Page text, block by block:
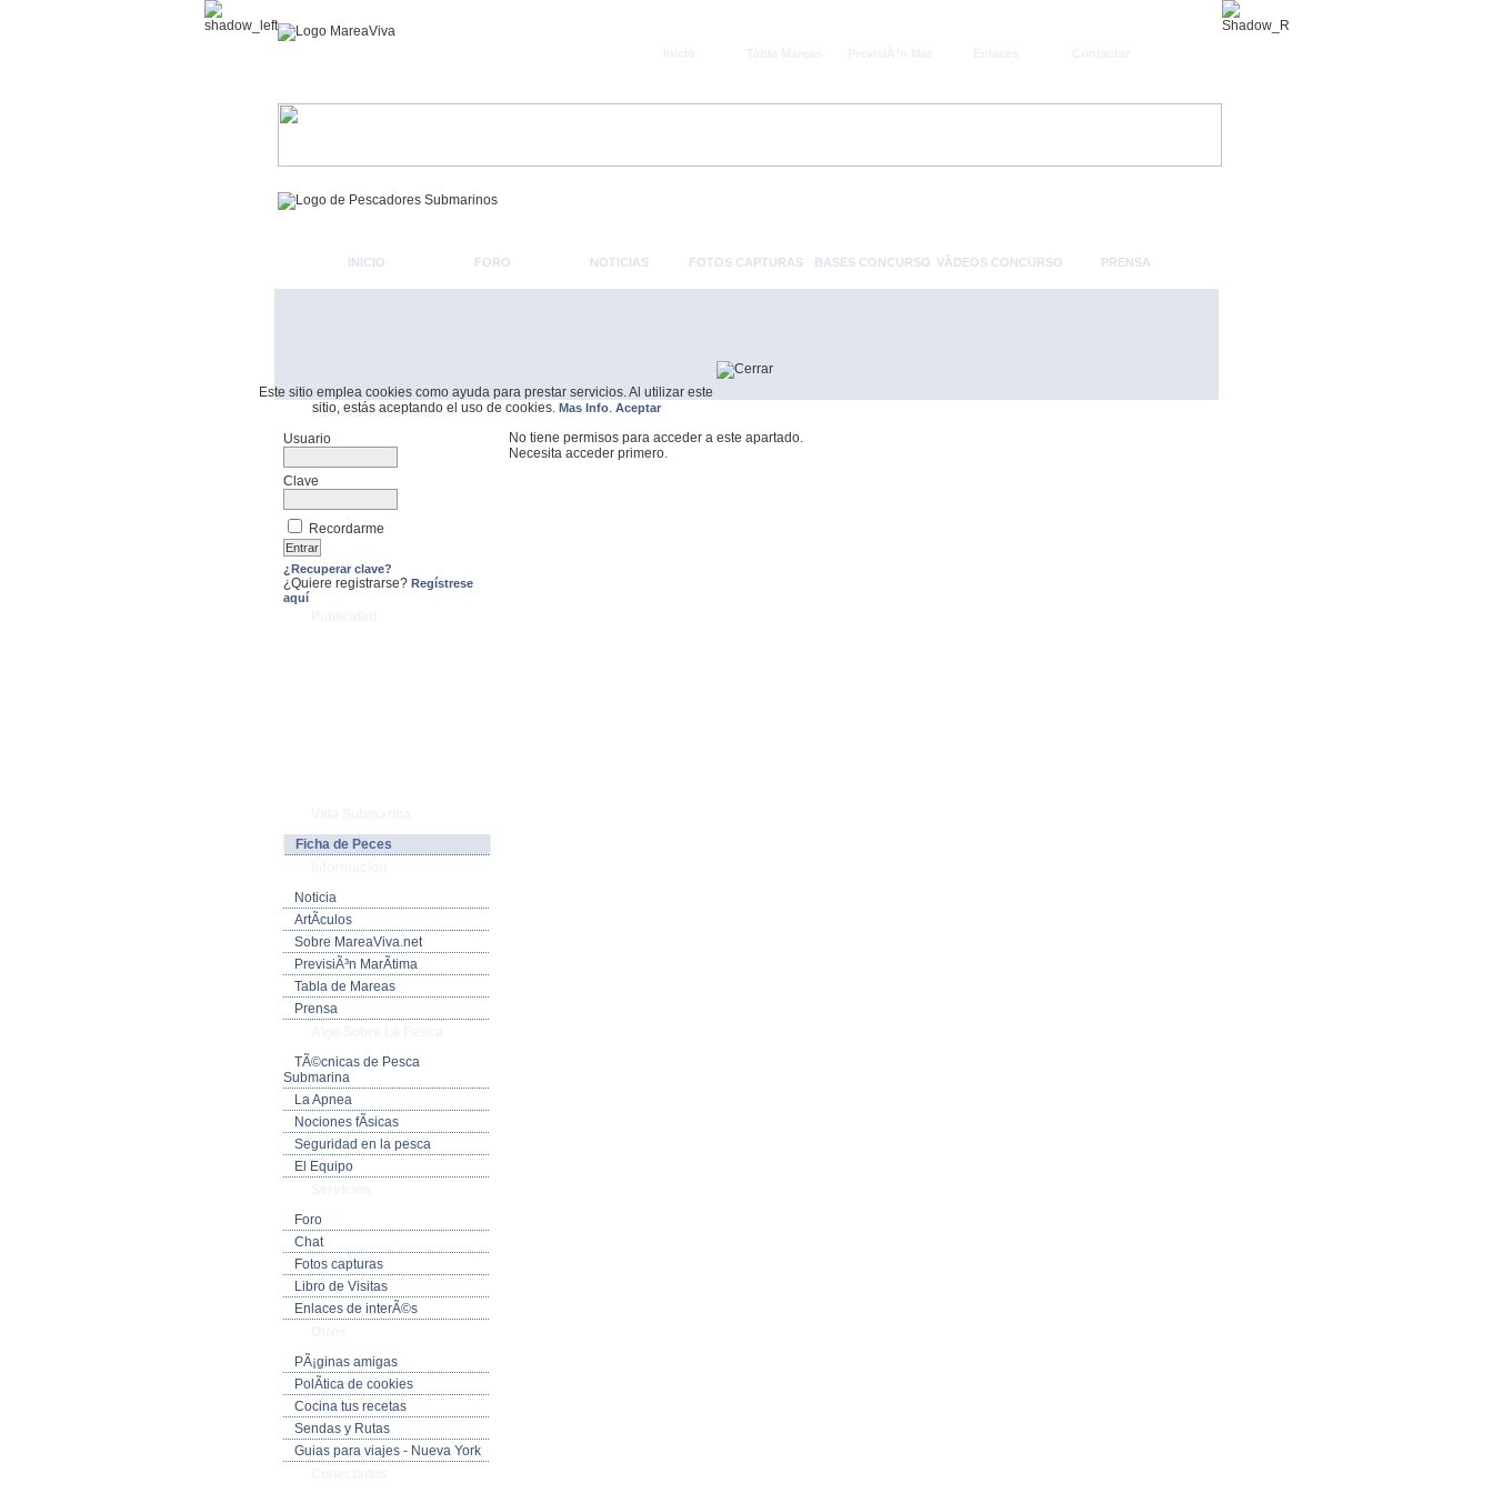
Este sitio emplea cookies como ayuda para prestar servicios. Al utilizar este
sitio, estás aceptando el uso de cookies. Mas Info. Aceptar
INICIO FORO NOTICIAS FOTOS CAPTURAS BASES CONCURSO VÃ­DEOS CONCURSO PRENSA
Formulario De Acceso
Usuario
Clave
Recordarme
¿Recuperar clave?
¿Quiere registrarse? Regístrese
aquí
Ficha de Peces
Noticia
ArtÃ­culos
Sobre MareaViva.net
PrevisiÃ³n MarÃ­tima
Tabla de Mareas
Prensa
TÃ©cnicas de Pesca
Submarina
La Apnea
Nociones fÃ­sicas
Seguridad en la pesca
El Equipo
Foro
Chat
Fotos capturas
Libro de Visitas
Enlaces de interÃ©s
PÃ¡ginas amigas
PolÃ­tica de cookies
Cocina tus recetas
Sendas y Rutas
Guias para viajes - Nueva York
No tiene permisos para acceder a este apartado.
Necesita acceder primero.